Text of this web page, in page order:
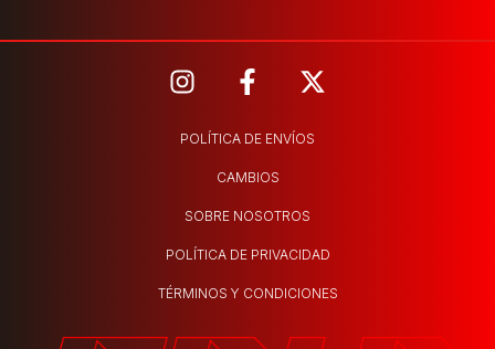
POLÍTICA DE ENVÍOS
CAMBIOS
SOBRE NOSOTROS
POLÍTICA DE PRIVACIDAD
TÉRMINOS Y CONDICIONES